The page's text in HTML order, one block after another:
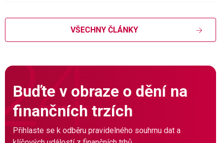
VŠECHNY ČLÁNKY
Buďte v obraze o dění na
finančních trzích
Přihlaste se k odběru pravidelného souhrnu dat a